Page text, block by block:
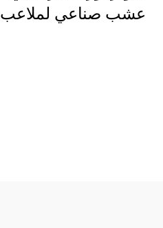
عشب صناعي لملاعب